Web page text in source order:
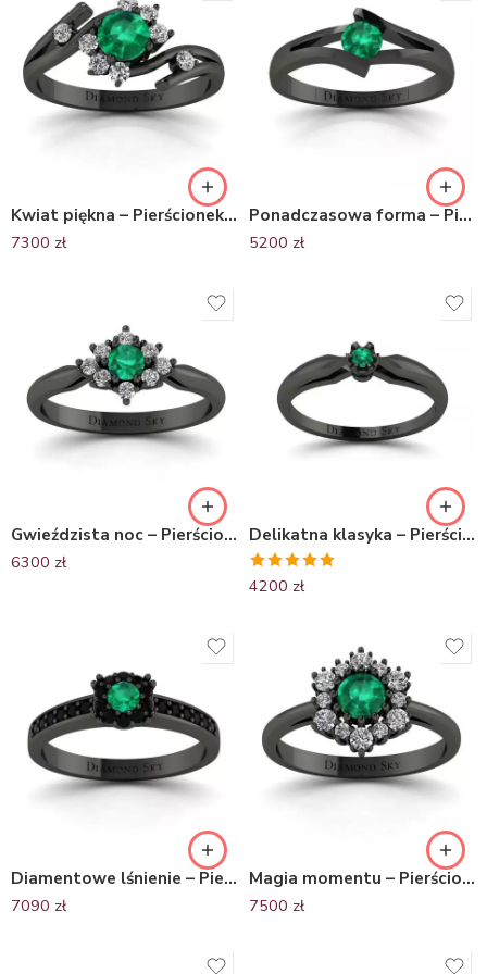
Kwiat piękna – Pierścionek zaręczynowy Diamond Sky, czarne złoto, szmaragd, diamenty
7300 zł
Ponadczasowa forma – Pierścionek zaręczynowy z czarnego złota, Diamond Sky, szmaragd
5200 zł
Gwieździsta noc – Pierścionek z czarnego złota ze szmaragdem i brylantami
6300 zł
Delikatna klasyka – Pierścionek zaręczynowy Diamond Sky, czarne złoto, szmaragd
Oceniono
4200 zł
Diamentowe lśnienie – Pierścionek zaręczynowy, czarne złoto, czarne diamenty, szmaragd
7090 zł
Magia momentu – Pierścionek zaręczynowy z czarnego złota ze szmaragdem i diamentami
7500 zł